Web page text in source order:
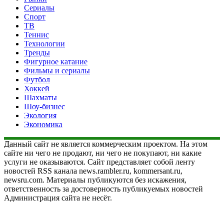
Сериалы
Спорт
ТВ
Теннис
Технологии
Тренды
Фигурное катание
Фильмы и сериалы
Футбол
Хоккей
Шахматы
Шоу-бизнес
Экология
Экономика
Данный сайт не является коммерческим проектом. На этом
сайте ни чего не продают, ни чего не покупают, ни какие
услуги не оказываются. Сайт представляет собой ленту
новостей RSS канала news.rambler.ru, kommersant.ru,
newsru.com. Материалы публикуются без искажения,
ответственность за достоверность публикуемых новостей
Администрация сайта не несёт.